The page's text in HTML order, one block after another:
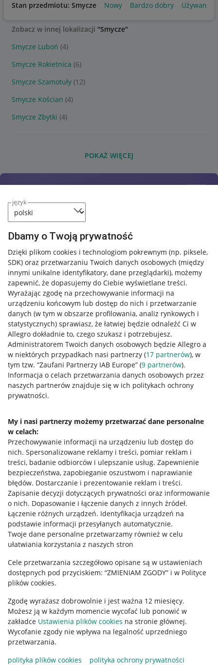
język
Dbamy o Twoją prywatność
Dzięki plikom cookies i technologiom pokrewnym (np. piksele,
SDK) oraz przetwarzaniu Twoich danych osobowych (między
innymi unikalne identyfikatory, dane przeglądarki), możemy
zapewnić, że dopasujemy do Ciebie wyświetlane treści.
Wyrażając zgodę na przechowywanie informacji na
urządzeniu końcowym lub dostęp do nich i przetwarzanie
danych (w tym w obszarze profilowania, analiz rynkowych i
statystycznych) sprawiasz, że łatwiej będzie odnaleźć Ci w
Allegro dokładnie to, czego szukasz i potrzebujesz.
Administratorem Twoich danych osobowych będzie Allegro a
w niektórych przypadkach nasi partnerzy (17 partnerów), w
tym tzw. “Zaufani Partnerzy IAB Europe” (9 partnerów).
Informacja o celach przetwarzania danych osobowych przez
naszych partnerów znajduje się w ich politykach ochrony
prywatności.
My i nasi partnerzy możemy przetwarzać dane personalne
w celach:
Przechowywanie informacji na urządzeniu lub dostęp do
nich. Spersonalizowane reklamy i treści, pomiar reklam i
treści, badanie odbiorców i ulepszanie usług. Zapewnienie
bezpieczeństwa, zapobieganie oszustwom i naprawianie
błędów. Dostarczanie i prezentowanie reklam i treści.
Zapisanie decyzji dotyczących prywatności oraz informowanie
o nich. Dopasowanie i łączenie danych z innych źródeł.
Łączenie różnych urządzeń. Identyfikacja urządzeń na
podstawie informacji przesyłanych automatycznie.
Twoje dane personalne przetwarzamy również w celu
ułatwiania korzystania z naszych stron
Cele przetwarzania szczegółowo opisane są w ustawieniach
dostępnych pod przyciskiem: “ZMIENIAM ZGODY” i w Polityce
plików cookies.
Zgodę wyrażasz dobrowolnie i jest ważna 12 miesięcy.
Możesz ją w każdym momencie wycofać lub ponowić w
zakładce Ustawienia plików cookies na stronie głównej.
Wycofanie zgody nie wpływa na legalność uprzedniego
przetwarzania.
polityka plików cookies
polityka ochrony prywatności
Stan przedmiotu: Smycze Nowy Bardzo dobry Używany
Zobacz w innej lokalizacji "Smycze"
Smycze Luboń (4)
Smycze Rokietnica (6)
Smycze Szamotuły (12)
Smycze Kościan (4)
Smycze Zbytki (4)
POKAŻ WIĘCEJ
Przydatne informacje
Jak to działa
Allegro Gadane dla sprzedających
Allegro Gadane dla kupujących
Mapa miejscowości
Informacje prawne
Regulamin
Polityka plików "cookies"
Ustawienia plików "cookies"
Udostępnianie lokalizacji
Informacje dla Aktu o Usługach Cyfrowych
Pobierz aplikację